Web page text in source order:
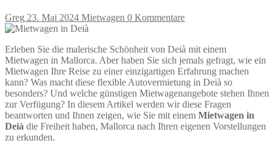
Greg 23. Mai 2024 Mietwagen 0 Kommentare
Erleben Sie die malerische Schönheit von Deià mit einem
Mietwagen in Mallorca. Aber haben Sie sich jemals gefragt, wie ein
Mietwagen Ihre Reise zu einer einzigartigen Erfahrung machen
kann? Was macht diese flexible Autovermietung in Deià so
besonders? Und welche günstigen Mietwagenangebote stehen Ihnen
zur Verfügung? In diesem Artikel werden wir diese Fragen
beantworten und Ihnen zeigen, wie Sie mit einem Mietwagen in
Deià die Freiheit haben, Mallorca nach Ihren eigenen Vorstellungen
zu erkunden.